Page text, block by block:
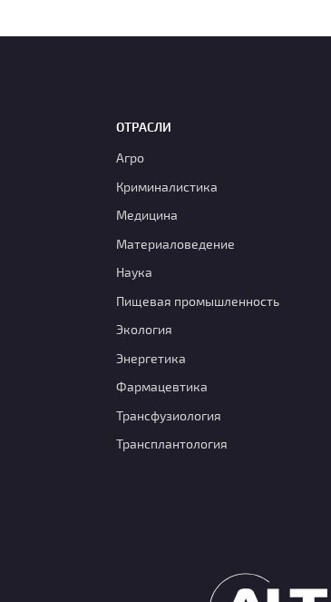
ОТРАСЛИ
Агро
Криминалистика
Медицина
Материаловедение
Наука
Пищевая промышленность
Экология
Энергетика
Фармацевтика
Транcфузиология
Трансплантология